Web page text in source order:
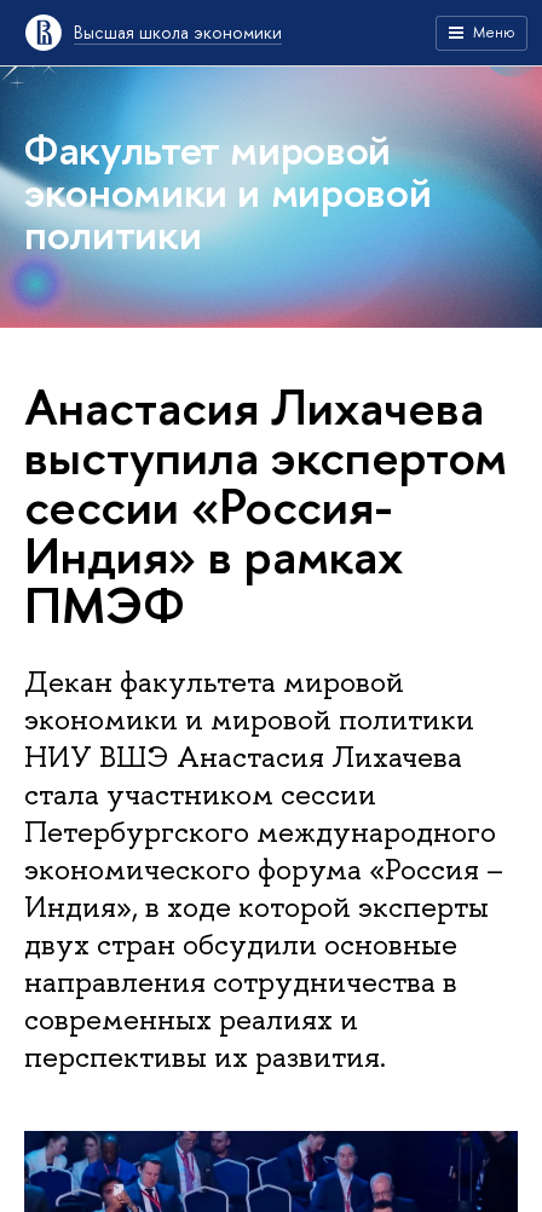
Высшая школа экономики Меню
Факультет мировой
экономики и мировой
политики
Анастасия Лихачева
выступила экспертом
сессии «Россия-
Индия» в рамках
ПМЭФ
Декан факультета мировой
экономики и мировой политики
НИУ ВШЭ Анастасия Лихачева
стала участником сессии
Петербургского международного
экономического форума «Россия –
Индия», в ходе которой эксперты
двух стран обсудили основные
направления сотрудничества в
современных реалиях и
перспективы их развития.